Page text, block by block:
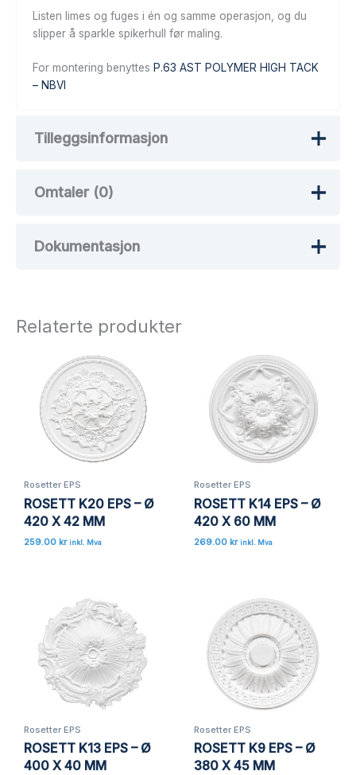
Listen limes og fuges i én og samme operasjon, og du
slipper å sparkle spikerhull før maling.
For montering benyttes P.63 AST POLYMER HIGH TACK
– NBVI
Tilleggsinformasjon
Vekt
Omtaler (0)
Det er ingen omtaler ennå.
K21 EPS – Ø 590 X 65 MM»
Din e-postadresse vil ikke bli publisert.
Obligatoriske felt er merket med
Vurderingen din
Omtalen din*
Navn *
Lagre mitt navn, e-post og nettside i denne
nettleseren for neste gang jeg kommenterer.
Dokumentasjon
Relaterte produkter
Rosetter EPS
ROSETT K20 EPS – Ø
420 X 42 MM
259.00 kr inkl. Mva
Rosetter EPS
ROSETT K14 EPS – Ø
420 X 60 MM
269.00 kr inkl. Mva
Rosetter EPS
ROSETT K13 EPS – Ø
400 X 40 MM
Rosetter EPS
ROSETT K9 EPS – Ø
380 X 45 MM